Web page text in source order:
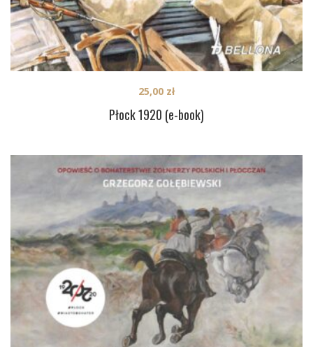
Płock 1920 (e-book)
25,00 zł